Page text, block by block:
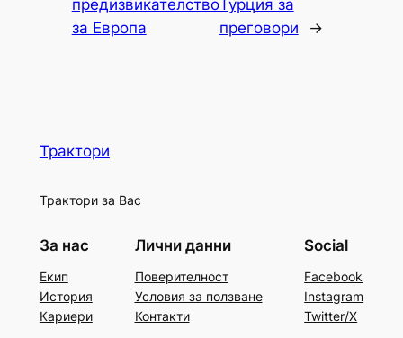
предизвикателство
за Европа
Турция за
преговори
→
Трактори
Трактори за Вас
За нас
Екип
История
Кариери
Лични данни
Поверителност
Условия за ползване
Контакти
Social
Facebook
Instagram
Twitter/X